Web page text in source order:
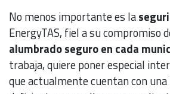
No menos importante es la
EnergyTAS, fiel a su compromiso
alumbrado seguro en cada
trabaja, quiere poner especial
que actualmente cuentan con